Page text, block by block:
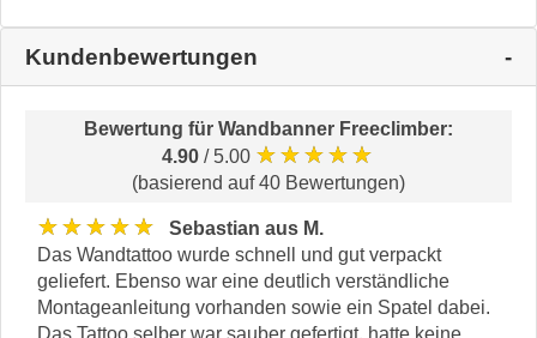
Kundenbewertungen
Bewertung für Wandbanner Freeclimber:
4.90 / 5.00 ★★★★★
(basierend auf 40 Bewertungen)
★★★★★
Sebastian aus M.
Das Wandtattoo wurde schnell und gut verpackt
geliefert. Ebenso war eine deutlich verständliche
Montageanleitung vorhanden sowie ein Spatel dabei.